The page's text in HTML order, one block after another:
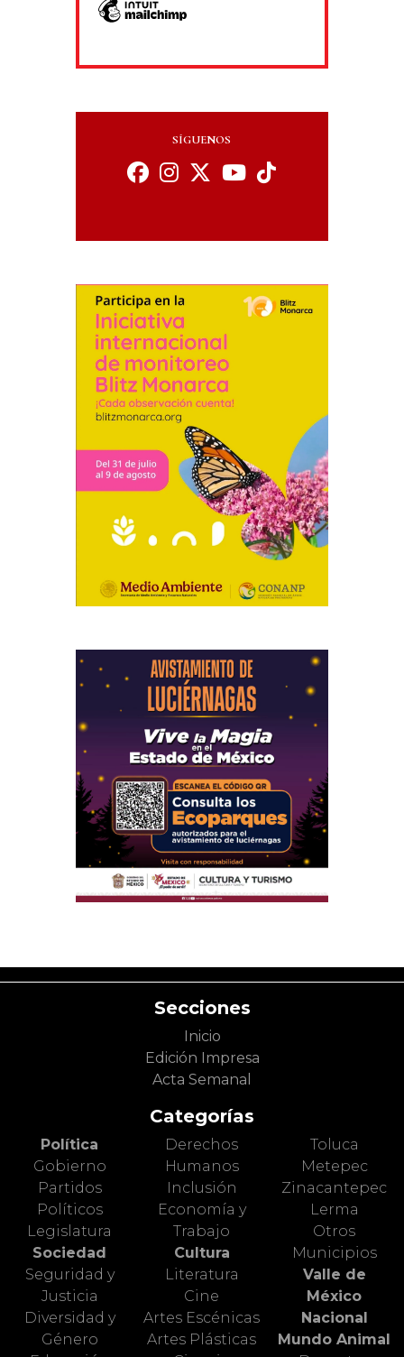
SÍGUENOS
Secciones
Inicio
Edición Impresa
Acta Semanal
Categorías
Política
Gobierno
Partidos
Políticos
Legislatura
Sociedad
Seguridad y
Justicia
Diversidad y
Género
Derechos
Humanos
Inclusión
Economía y
Trabajo
Cultura
Literatura
Cine
Artes Escénicas
Artes Plásticas
Toluca
Metepec
Zinacantepec
Lerma
Otros
Municipios
Valle de
México
Nacional
Mundo Animal